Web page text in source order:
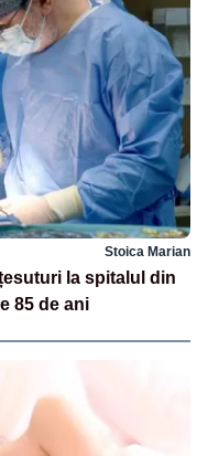
Stoica Marian
la spitalul din
85 de ani